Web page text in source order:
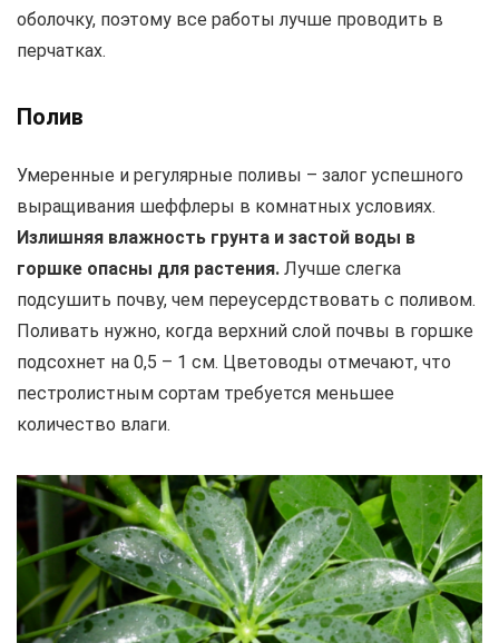
оболочку, поэтому все работы лучше проводить в
перчатках.
Полив
Умеренные и регулярные поливы – залог успешного
выращивания шеффлеры в комнатных условиях.
Излишняя влажность грунта и застой воды в
горшке опасны для растения. Лучше слегка
подсушить почву, чем переусердствовать с поливом.
Поливать нужно, когда верхний слой почвы в горшке
подсохнет на 0,5 – 1 см. Цветоводы отмечают, что
пестролистным сортам требуется меньшее
количество влаги.